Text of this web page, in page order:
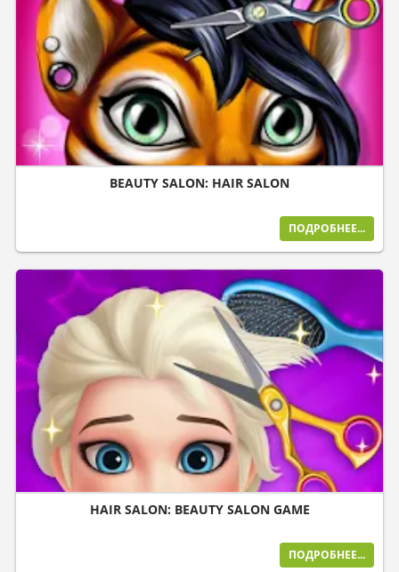
BEAUTY SALON: HAIR SALON
ПОДРОБНЕЕ...
HAIR SALON: BEAUTY SALON GAME
ПОДРОБНЕЕ...